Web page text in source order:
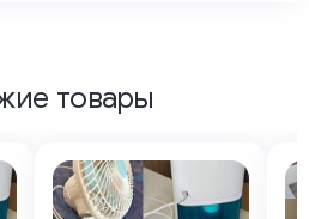
товары